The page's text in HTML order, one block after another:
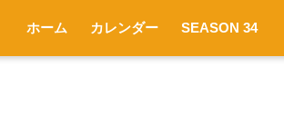
ホーム カレンダー SEASON 34